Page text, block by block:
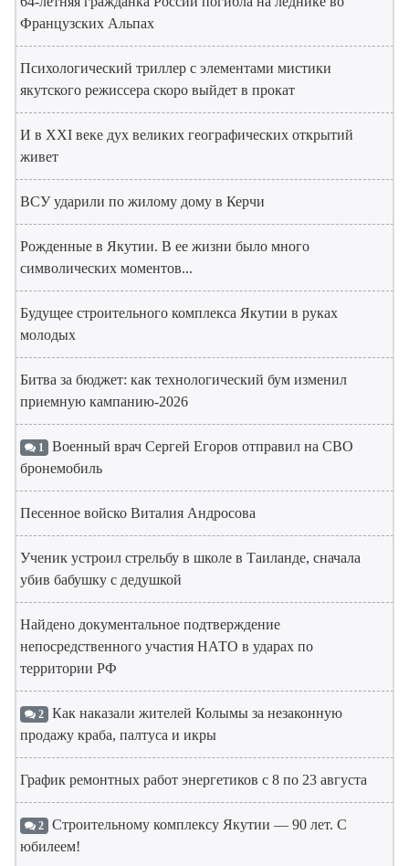
Французских Альпах
Психологический триллер с элементами мистики
якутского режиссера скоро выйдет в прокат
И в XXI веке дух великих географических открытий
живет
ВСУ ударили по жилому дому в Керчи
Рожденные в Якутии. В ее жизни было много
символических моментов...
Будущее строительного комплекса Якутии в руках
молодых
Битва за бюджет: как технологический бум изменил
приемную кампанию-2026
1 Военный врач Сергей Егоров отправил на СВО
бронемобиль
Песенное войско Виталия Андросова
Ученик устроил стрельбу в школе в Таиланде, сначала
убив бабушку с дедушкой
Найдено документальное подтверждение
непосредственного участия НАТО в ударах по
территории РФ
2 Как наказали жителей Колымы за незаконную
продажу краба, палтуса и икры
График ремонтных работ энергетиков с 8 по 23 августа
2 Строительному комплексу Якутии — 90 лет. С
юбилеем!